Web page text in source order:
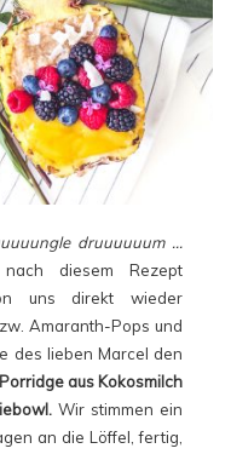
druuuuuum …
diesem Rezept
uns direkt wieder
Amaranth-Pops und
des lieben Marcel den
aus Kokosmilch
Wir stimmen ein
an die Löffel, fertig,